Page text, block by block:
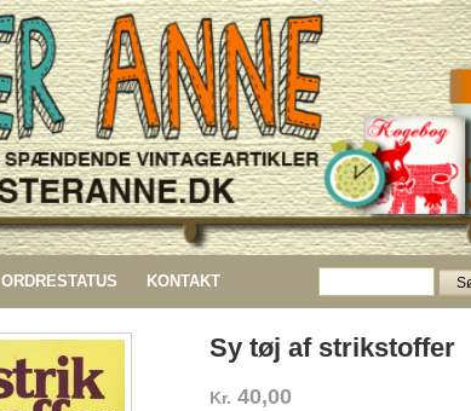
ORDRESTATUS KONTAKT
Sy tøj af strikstoffer
Kr. 40,00